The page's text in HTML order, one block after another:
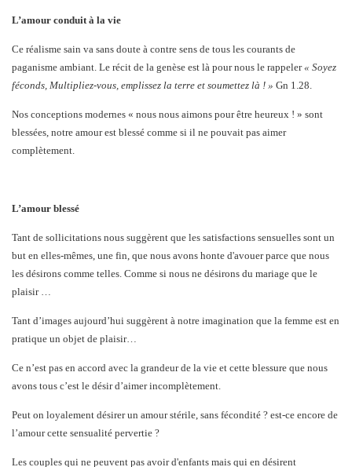
L’amour conduit à la vie
Ce réalisme sain va sans doute à contre sens de tous les courants de
paganisme ambiant. Le récit de la genèse est là pour nous le rappeler« Soyez
féconds, Multipliez-vous, emplissez la terre et soumettez là ! » Gn 1.28.
Nos conceptions modernes « nous nous aimons pour être heureux ! » sont
blessées, notre amour est blessé comme si il ne pouvait pas aimer
complètement.
L’amour blessé
Tant de sollicitations nous suggèrent que les satisfactions sensuelles sont un
but en elles-mêmes, une fin, que nous avons honte d'avouer parce que nous
les désirons comme telles. Comme si nous ne désirons du mariage que le
plaisir …
Tant d’images aujourd’hui suggèrent à notre imagination que la femme est en
pratique un objet de plaisir…
Ce n’est pas en accord avec la grandeur de la vie et cette blessure que nous
avons tous c’est le désir d’aimer incomplètement.
Peut on loyalement désirer un amour stérile, sans fécondité ? est-ce encore de
l’amour cette sensualité pervertie ?
Les couples qui ne peuvent pas avoir d'enfants mais qui en désirent